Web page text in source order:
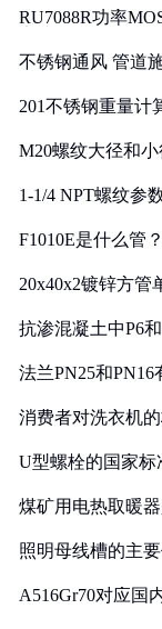
RU7088R功率
不锈钢通风 管道
201不锈钢重量计
M20螺纹大径和
1-1/4 NPT螺纹参
F1010E是什么管
20x40x2镀锌方管
抗渗混凝土中P6
法兰PN25和PN16
消费者对洗衣机
U型螺栓的国家标
煤矿用电热取暖
照明母线槽的主
A516Gr70对应国